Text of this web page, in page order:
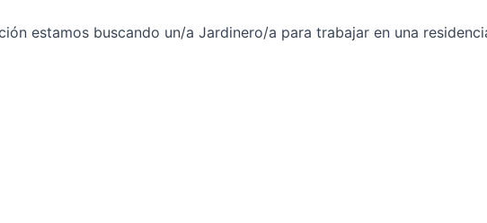
estamos buscando un/a Jardinero/a para trabajar en una